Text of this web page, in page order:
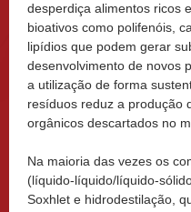
desperdiça alimentos ricos
bioativos como polifenóis,
lipídios que podem gerar
desenvolvimento de novos
a utilização de forma
resíduos reduz a produção
orgânicos descartados no
Na maioria das vezes os
(líquido-líquido/líquido-
Soxhlet e hidrodestilação,